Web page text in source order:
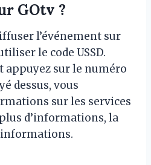
GOtv ?
l’événement sur
le code USSD.
appuyez sur le numéro
dessus, vous
sur les services
d’informations, la
informations.